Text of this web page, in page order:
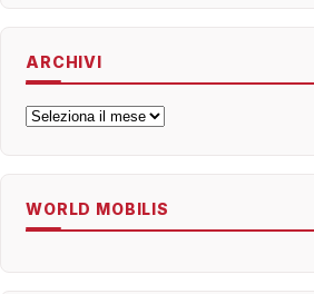
ARCHIVI
Archivi
WORLD MOBILIS